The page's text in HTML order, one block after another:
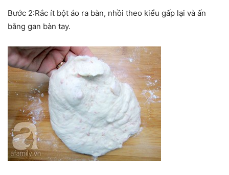
Bước 2:Rắc ít bột áo ra bàn, nhồi theo kiểu gấp lại và ấn
bằng gan bàn tay.